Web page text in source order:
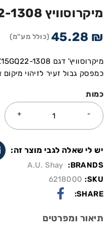
מיקרוסוויץ Z15GQ22-1308
45.28 ₪ (כולל מע"מ)
מיקרוסוויץ’ דגם Z15GQ22-1308, מתוצרת
כמפסק גבול זעיר לזיהוי מיקום
כמות
יש לי שאלה לגבי מוצר זה:
BRANDS:
A.U. Shay
SKU:
6218000
SHARE:
תיאור ומפרטים